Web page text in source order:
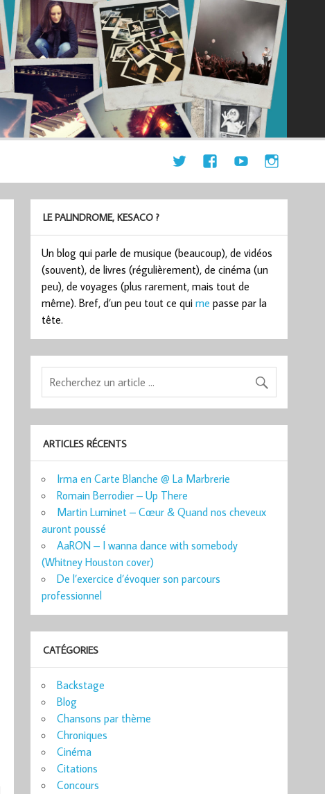
LE PALINDROME, KESACO ?
Un blog qui parle de musique (beaucoup), de vidéos
(souvent), de livres (régulièrement), de cinéma (un
peu), de voyages (plus rarement, mais tout de
même). Bref, d’un peu tout ce quime passe par la
tête.
ARTICLES RÉCENTS
Irma en Carte Blanche @ La Marbrerie
Romain Berrodier – Up There
Martin Luminet – Cœur & Quand nos cheveux
auront poussé
AaRON – I wanna dance with somebody
(Whitney Houston cover)
De l’exercice d’évoquer son parcours
professionnel
CATÉGORIES
Backstage
Blog
Chansons par thème
Chroniques
Cinéma
Citations
Concours